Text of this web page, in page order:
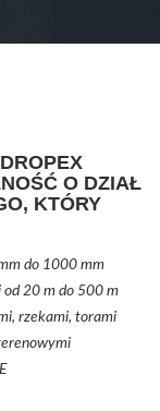
O DZIAŁ
KTÓRY
do 1000 mm
od 20 m do 500 m
rzekami, torami